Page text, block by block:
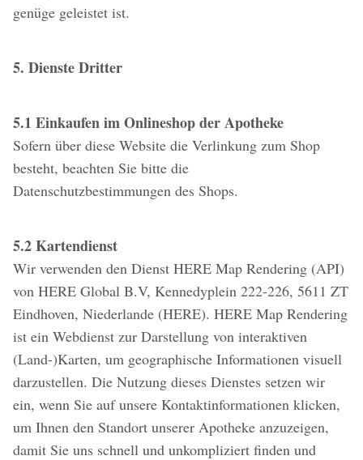
genüge geleistet ist.
5. Dienste Dritter
5.1 Einkaufen im Onlineshop der Apotheke
Sofern über diese Website die Verlinkung zum Shop
besteht, beachten Sie bitte die
Datenschutzbestimmungen des Shops.
5.2 Kartendienst
Wir verwenden den Dienst HERE Map Rendering (API)
von HERE Global B.V, Kennedyplein 222-226, 5611 ZT
Eindhoven, Niederlande (HERE). HERE Map Rendering
ist ein Webdienst zur Darstellung von interaktiven
(Land-)Karten, um geographische Informationen visuell
darzustellen. Die Nutzung dieses Dienstes setzen wir
ein, wenn Sie auf unsere Kontaktinformationen klicken,
um Ihnen den Standort unserer Apotheke anzuzeigen,
damit Sie uns schnell und unkompliziert finden und